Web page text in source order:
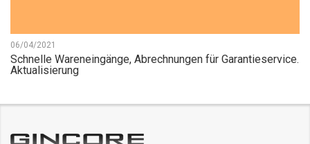
06/04/2021
Schnelle Wareneingänge, Abrechnungen für Garantieservice.
Aktualisierung